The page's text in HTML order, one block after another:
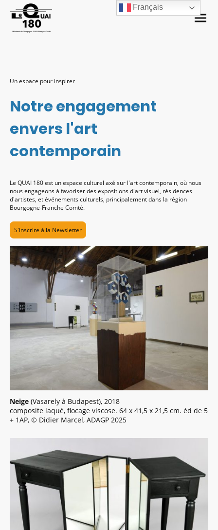
Un espace pour inspirer
Notre engagement
envers l'art
contemporain
Le QUAI 180 est un espace culturel axé sur l'art contemporain, où nous
nous engageons à favoriser des expositions d'art visuel, résidences
d'artistes, et événements culturels, principalement dans la région
Bourgogne-Franche Comté.
S'inscrire à la Newsletter
Neige (Vasarely à Budapest), 2018
composite laqué, flocage viscose. 64 x 41,5 x 21,5 cm. éd de 5
+ 1AP, © Didier Marcel, ADAGP 2025
Français